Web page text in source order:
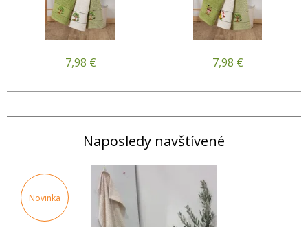
7,98 € 7,98 €
Naposledy navštívené
Novinka